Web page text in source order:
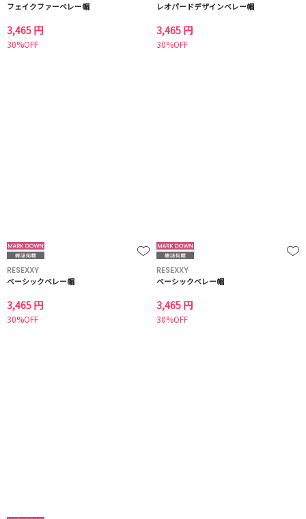
フェイクファーベレー帽
3,465 円
30%OFF
レオパードデザインベレー帽
3,465 円
30%OFF
RESEXXY
ベーシックベレー帽
3,465 円
30%OFF
RESEXXY
ベーシックベレー帽
3,465 円
30%OFF